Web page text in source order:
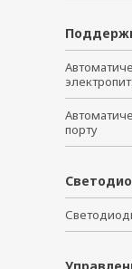
порту